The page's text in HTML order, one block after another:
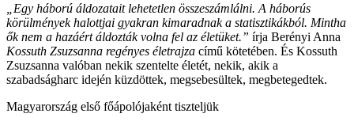
„Egy háború áldozatait lehetetlen összeszámlálni. A háborús
körülmények halottjai gyakran kimaradnak a statisztikákból. Mintha
ők nem a hazáért áldozták volna fel az életüket.” írja Berényi Anna
Kossuth Zsuzsanna regényes életrajza című kötetében. És Kossuth
Zsuzsanna valóban nekik szentelte életét, nekik, akik a
szabadságharc idején küzdöttek, megsebesültek, megbetegedtek.
Magyarország első főápolójaként tiszteljük